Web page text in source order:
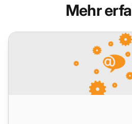
Mehr
LiveAgent 5.35 – Eine weitere